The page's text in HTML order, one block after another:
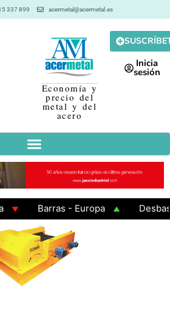
337 899 acermetal@acermetal.es
Economía y
precio del
metal y del
acero
Inicia
sesión
Barras - Europa
Desbaste -